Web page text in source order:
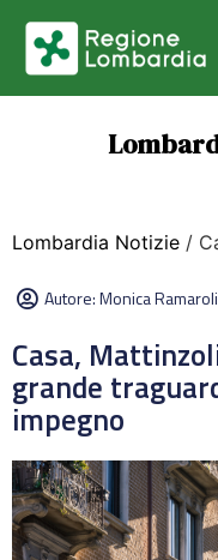
Lombardia Notizie /
Autore:Monica Ramaroli
Casa,
grande
impegno